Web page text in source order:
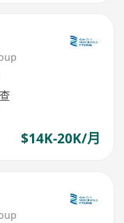
$14K-20K/月